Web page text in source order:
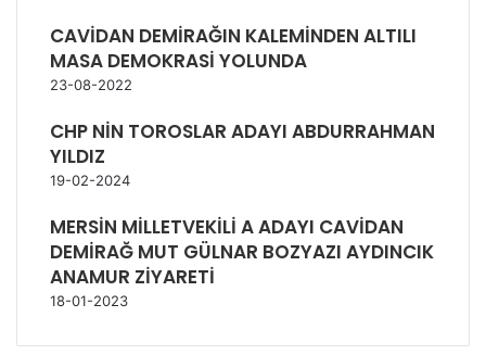
CAVİDAN DEMİRAĞIN KALEMİNDEN ALTILI
MASA DEMOKRASİ YOLUNDA
23-08-2022
CHP NİN TOROSLAR ADAYI ABDURRAHMAN
YILDIZ
19-02-2024
MERSİN MİLLETVEKİLİ A ADAYI CAVİDAN
DEMİRAĞ MUT GÜLNAR BOZYAZI AYDINCIK
ANAMUR ZİYARETİ
18-01-2023